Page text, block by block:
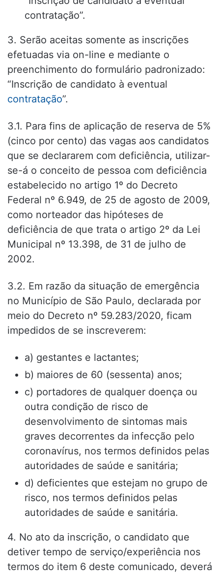
contratação”.
3. Serão aceitas somente as inscrições
efetuadas via on-line e mediante o
preenchimento do formulário padronizado:
“Inscrição de candidato à eventual
contratação”.
3.1. Para fins de aplicação de reserva de 5%
(cinco por cento) das vagas aos candidatos
que se declararem com deficiência, utilizar-
se-á o conceito de pessoa com deficiência
estabelecido no artigo 1º do Decreto
Federal nº 6.949, de 25 de agosto de 2009,
como norteador das hipóteses de
deficiência de que trata o artigo 2º da Lei
Municipal nº 13.398, de 31 de julho de
2002.
3.2. Em razão da situação de emergência
no Município de São Paulo, declarada por
meio do Decreto nº 59.283/2020, ficam
impedidos de se inscreverem:
a) gestantes e lactantes;
b) maiores de 60 (sessenta) anos;
c) portadores de qualquer doença ou
outra condição de risco de
desenvolvimento de sintomas mais
graves decorrentes da infecção pelo
coronavírus, nos termos definidos pelas
autoridades de saúde e sanitária;
d) deficientes que estejam no grupo de
risco, nos termos definidos pelas
autoridades de saúde e sanitária.
4. No ato da inscrição, o candidato que
detiver tempo de serviço/experiência nos
termos do item 6 deste comunicado, deverá